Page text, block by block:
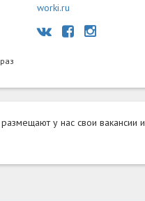
worki.ru
у нас свои вакансии